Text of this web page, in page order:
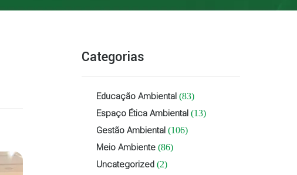
Categorias
Educação Ambiental (83)
Espaço Ética Ambiental (13)
Gestão Ambiental (106)
Meio Ambiente (86)
Uncategorized (2)